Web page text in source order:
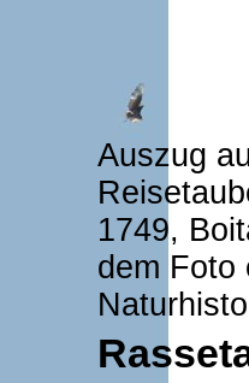
Auszug
1749,
dem Foto